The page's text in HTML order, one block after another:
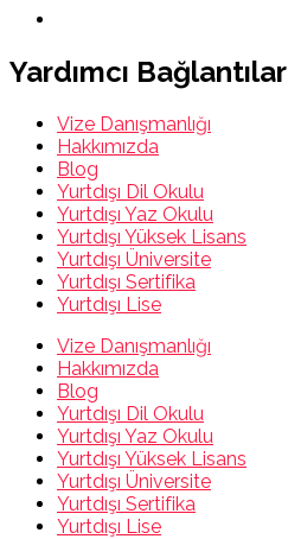
Yardımcı Bağlantılar
Vize Danışmanlığı
Hakkımızda
Blog
Yurtdışı Dil Okulu
Yurtdışı Yaz Okulu
Yurtdışı Yüksek Lisans
Yurtdışı Üniversite
Yurtdışı Sertifika
Yurtdışı Lise
Vize Danışmanlığı
Hakkımızda
Blog
Yurtdışı Dil Okulu
Yurtdışı Yaz Okulu
Yurtdışı Yüksek Lisans
Yurtdışı Üniversite
Yurtdışı Sertifika
Yurtdışı Lise